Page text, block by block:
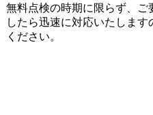
無料点検の時期に限らず、ご
したら迅速に対応いたしま
ください。